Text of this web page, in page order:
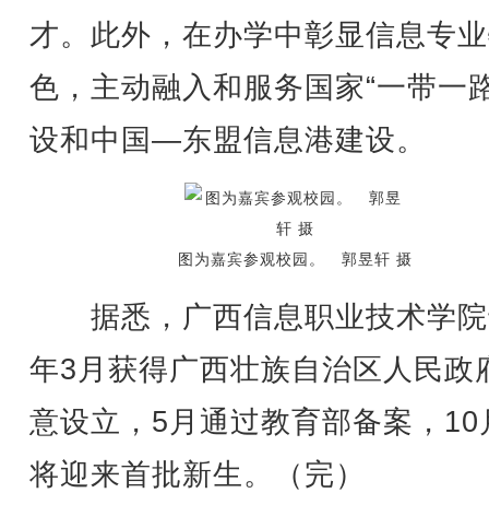
才。此外，在办学中彰显信息专
色，主动融入和服务国家“一带一
设和中国—东盟信息港建设。
图为嘉宾参观校园。 郭昱轩 摄
据悉，广西信息职业技术学
年3月获得广西壮族自治区人民政
意设立，5月通过教育部备案，10
将迎来首批新生。（完）